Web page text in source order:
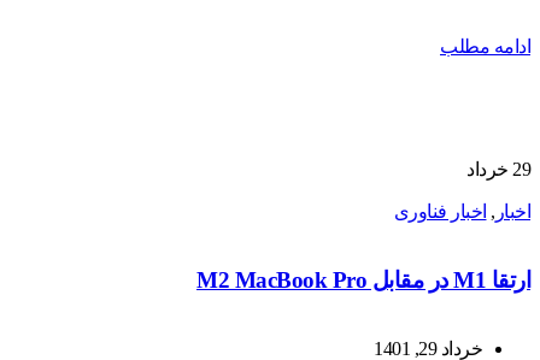
ادامه مطلب
29 خرداد
اخبار , اخبار فناوری
ارتقا M1 در مقابل M2 MacBook Pro
خرداد 29, 1401